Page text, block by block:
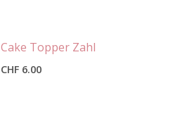
Cake Topper Zahl
CHF6.00